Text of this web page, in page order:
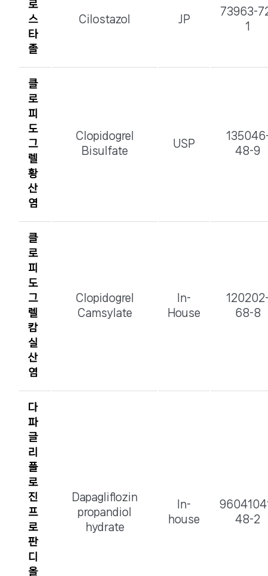
로
스
타
졸
Cilostazol JP
73963-
1
클
로
피
도
그
렐
황
산
염
Clopidogrel
Bisulfate
USP
48-9
클
로
피
도
그
렐
캄
실
산
염
Clopidogrel
Camsylate
In-
House
68-8
다
파
글
리
플
로
진
프
로
판
디
올
Dapagliflozin
propandiol
hydrate
In-
house
48-2